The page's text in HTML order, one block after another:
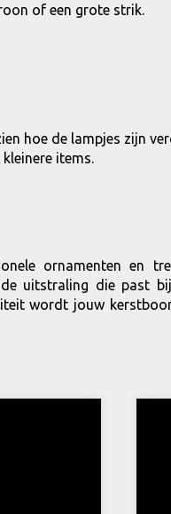
of een grote strik.
hoe de lampjes zijn
items.
ornamenten en
uitstraling die past
wordt jouw